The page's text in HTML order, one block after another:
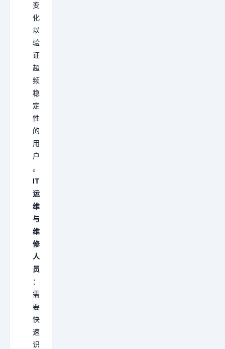
变
化
以
验
证
超
频
稳
定
性
的
用
户
。
IT
运
维
与
维
修
人
员
：
需
要
快
速
识